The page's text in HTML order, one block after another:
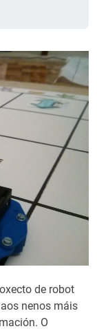
de robot
nenos máis
O